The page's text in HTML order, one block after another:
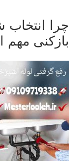
چرا انتخاب
بازکنی